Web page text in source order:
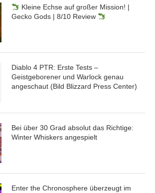
Kleine Echse auf großer Mission! |
Gecko Gods | 8/10 Review
Diablo 4 PTR: Erste Tests –
Geistgeborener und Warlock genau
angeschaut (Bild Blizzard Press Center)
Bei über 30 Grad absolut das Richtige:
Winter Whiskers angespielt
Enter the Chronosphere überzeugt im